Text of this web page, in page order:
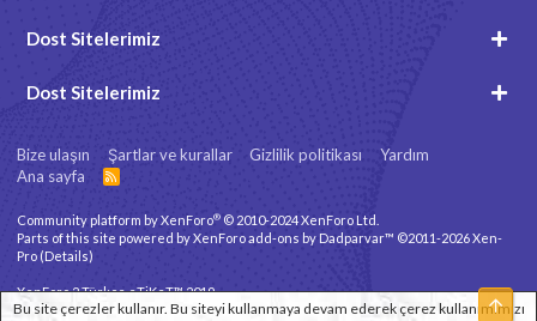
Dost Sitelerimiz
Dost Sitelerimiz
Bize ulaşın Şartlar ve kurallar Gizlilik politikası
Yardım
Ana sayfa
R
Community platform by XenForo® © 2010-2024 XenForo Ltd.
Parts of this site powered byXenForo add-ons by Dadparvar™ ©2011-2026Xen-
Pro (Details)
XenForo 2 Türkçe eTiKeT™ 2019
Bu site çerezler kullanır. Bu siteyi kullanmaya devam ederek çerez kullanımımızı
Üst